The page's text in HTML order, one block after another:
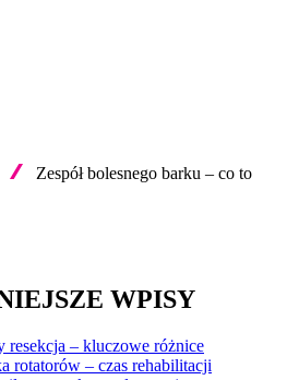
Zespół bolesnego barku – co to
WPISY
resekcja – kluczowe różnice
rotatorów – czas rehabilitacji